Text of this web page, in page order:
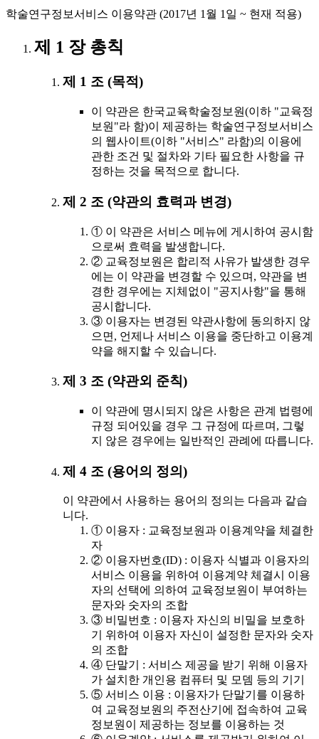
학술연구정보서비스 이용약관 (2017년 1월 1일 ~ 현재 적용)
제 1 장 총칙
제 1 조 (목적)
이 약관은 한국교육학술정보원(이하 "교육정
보원"라 함)이 제공하는 학술연구정보서비스
의 웹사이트(이하 "서비스" 라함)의 이용에
관한 조건 및 절차와 기타 필요한 사항을 규
정하는 것을 목적으로 합니다.
제 2 조 (약관의 효력과 변경)
① 이 약관은 서비스 메뉴에 게시하여 공시함
으로써 효력을 발생합니다.
② 교육정보원은 합리적 사유가 발생한 경우
에는 이 약관을 변경할 수 있으며, 약관을 변
경한 경우에는 지체없이 "공지사항"을 통해
공시합니다.
③ 이용자는 변경된 약관사항에 동의하지 않
으면, 언제나 서비스 이용을 중단하고 이용계
약을 해지할 수 있습니다.
제 3 조 (약관외 준칙)
이 약관에 명시되지 않은 사항은 관계 법령에
규정 되어있을 경우 그 규정에 따르며, 그렇
지 않은 경우에는 일반적인 관례에 따릅니다.
제 4 조 (용어의 정의)
이 약관에서 사용하는 용어의 정의는 다음과 같습
니다.
① 이용자 : 교육정보원과 이용계약을 체결한
자
② 이용자번호(ID) : 이용자 식별과 이용자의
서비스 이용을 위하여 이용계약 체결시 이용
자의 선택에 의하여 교육정보원이 부여하는
문자와 숫자의 조합
③ 비밀번호 : 이용자 자신의 비밀을 보호하
기 위하여 이용자 자신이 설정한 문자와 숫자
의 조합
④ 단말기 : 서비스 제공을 받기 위해 이용자
가 설치한 개인용 컴퓨터 및 모뎀 등의 기기
⑤ 서비스 이용 : 이용자가 단말기를 이용하
여 교육정보원의 주전산기에 접속하여 교육
정보원이 제공하는 정보를 이용하는 것